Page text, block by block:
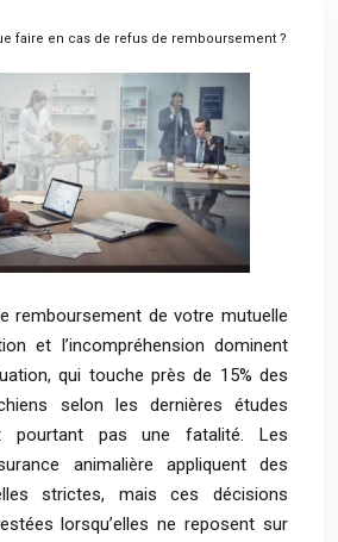
faire en cas de refus de remboursement ?
remboursement de votre mutuelle
et l’incompréhension dominent
qui touche près de 15% des
selon les dernières études
pourtant pas une fatalité. Les
animalière appliquent des
strictes, mais ces décisions
lorsqu’elles ne reposent sur